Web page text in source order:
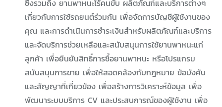
ซึ่งรวมถึง ยานพาหนะไร้คนขับ ผลิตภัณฑ์และบริการต่างๆ
เกี่ยวกับการใช้รถยนต์ร่วมกัน เพื่อจัดการบัญชีผู้ใช้งานของ
คุณ และการดำเนินการชำระเงินสำหรับผลิตภัณฑ์และบริการ
และจัดบริการช่วยเหลือและสนับสนุนการใช้ยานพาหนะแก่
ลูกค้า เพื่อยืนยันสิทธิ์การซื้อยานพาหนะ หรือโปรแกรม
สนับสนุนการขาย เพื่อให้สอดคล้องกับกฎหมาย ข้อบังคับ
และสัญญาที่เกี่ยวข้อง เพื่อสร้างการวิเคราะห์ข้อมูล เพื่อ
พัฒนาระบบบริการ CV และประสบการณ์ของผู้ใช้งาน เพื่อ